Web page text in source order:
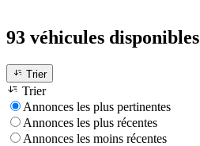
93 véhicules disponibles
Trier
Trier
Annonces les plus pertinentes
Annonces les plus récentes
Annonces les moins récentes